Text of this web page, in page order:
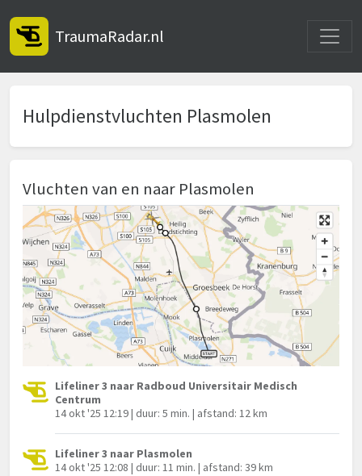
TraumaRadar.nl
Hulpdienstvluchten Plasmolen
Vluchten van en naar Plasmolen
Lifeliner 3 naar Radboud Universitair Medisch
Centrum
14 okt '25 12:19 | duur: 5 min. | afstand: 12 km
Lifeliner 3 naar Plasmolen
14 okt '25 12:08 | duur: 11 min. | afstand: 39 km